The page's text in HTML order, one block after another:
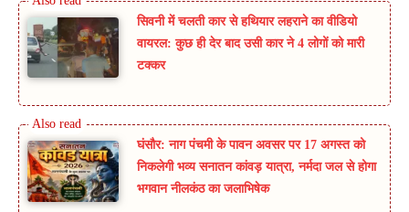
सिवनी में चलती कार से हथियार लहराने का वीडियो
वायरल: कुछ ही देर बाद उसी कार ने 4 लोगों को मारी
टक्कर
घंसौर: नाग पंचमी के पावन अवसर पर 17 अगस्त को
निकलेगी भव्य सनातन कांवड़ यात्रा, नर्मदा जल से होगा
भगवान नीलकंठ का जलाभिषेक